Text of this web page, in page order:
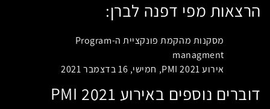
הרצאות מפי דפנה לברן:
מסקנות מהקמת פונקציית ה-Program
managment
אירוע PMI 2021, חמישי, 16 בדצמבר 2021
דוברים נוספים באירוע PMI 2021